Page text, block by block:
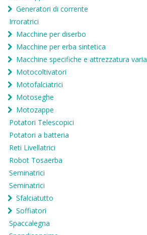
Generatori di corrente
Irroratrici
Macchine per diserbo
Macchine per erba sintetica
Macchine specifiche e attrezzatura varia
Motocoltivatori
Motofalciatrici
Motoseghe
Motozappe
Potatori Telescopici
Potatori a batteria
Reti Livellatrici
Robot Tosaerba
Seminatrici
Seminatrici
Sfalciatutto
Soffiatori
Spaccalegna